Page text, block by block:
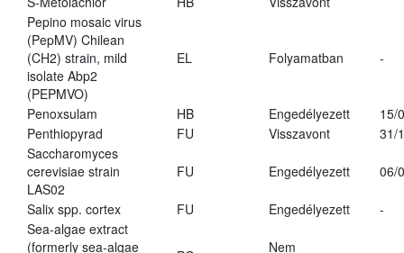
Pepino mosaic virus
(PepMV) Chilean
(CH2) strain, mild
isolate Abp2
(PEPMVO)
EL Folyamatban -
Penoxsulam HB Engedélyezett
15/
Penthiopyrad
FU Visszavont
31/
Saccharomyces
cerevisiae strain
LAS02
FU Engedélyezett 06/
Salix spp. cortex FU Engedélyezett
-
Sea-algae extract
(formerly sea-algae
Nem